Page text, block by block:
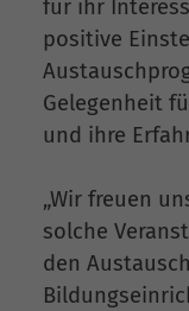
für ihr
positive
Gelegenheit
und ihre
„Wir freuen
solche
den